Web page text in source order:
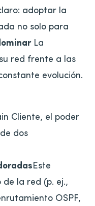
adoptar la
no solo para
La
red frente a las
evolución.
Cliente, el poder
dos
Este
la red (p. ej.,
OSPF,